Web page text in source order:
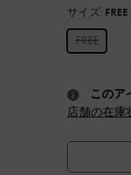
サイズ: FREE
FREE
このア
店舗の在庫